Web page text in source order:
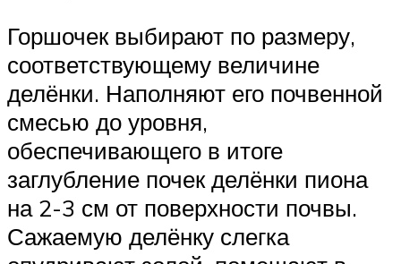
Горшочек выбирают по размеру,
соответствующему величине
делёнки. Наполняют его почвенной
смесью до уровня,
обеспечивающего в итоге
заглубление почек делёнки пиона
на 2-3 см от поверхности почвы.
Сажаемую делёнку слегка